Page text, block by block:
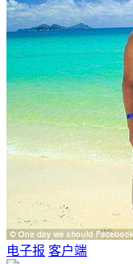
电子报 客户端